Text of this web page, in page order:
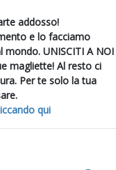
addosso!
e lo facciamo
UNISCITI A NOI
magliette! Al resto ci
Per te solo la tua
qui